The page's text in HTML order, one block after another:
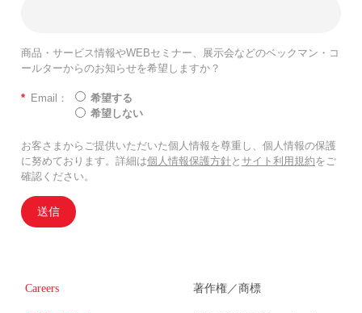
商品・サービス情報やWEBセミナー、展示会などのベックマン・コ
ールターからのお知らせを希望しますか？
* Email：
希望する
希望しない
お客さまからご提供いただいた個人情報を尊重し、個人情報の保護
に努めております。詳細は個人情報保護方針と サイト利用規約をご
確認ください。
送信
Careers 著作権／商標